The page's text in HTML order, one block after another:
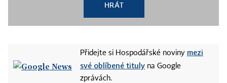
HRÁT
Přidejte si Hospodářské noviny mezi
své oblíbené tituly na Google
zprávách.